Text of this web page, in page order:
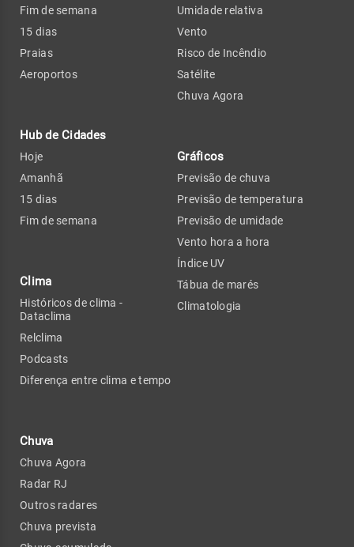
Fim de semana
15 dias
Praias
Aeroportos
Hub de Cidades
Hoje
Amanhã
15 dias
Fim de semana
Clima
Históricos de clima -
Dataclima
Relclima
Podcasts
Diferença entre clima e tempo
Chuva
Chuva Agora
Radar RJ
Outros radares
Chuva prevista
Umidade relativa
Vento
Risco de Incêndio
Satélite
Chuva Agora
Gráficos
Previsão de chuva
Previsão de temperatura
Previsão de umidade
Vento hora a hora
Índice UV
Tábua de marés
Climatologia